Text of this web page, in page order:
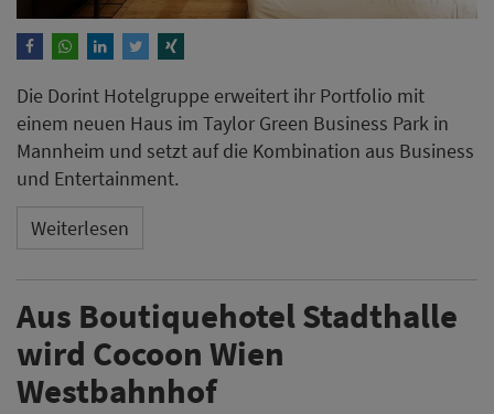
Die Dorint Hotelgruppe erweitert ihr Portfolio mit
einem neuen Haus im Taylor Green Business Park in
Mannheim und setzt auf die Kombination aus Business
und Entertainment.
Weiterlesen
Aus Boutiquehotel Stadthalle
wird Cocoon Wien
Westbahnhof